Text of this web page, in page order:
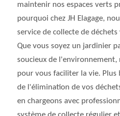
maintenir nos espaces verts
pourquoi chez JH Elagage,
service de collecte de
Que vous soyez un jardinier
soucieux de l'environnement,
pour vous faciliter la vie. Plus
de l'élimination de vos
en chargeons avec